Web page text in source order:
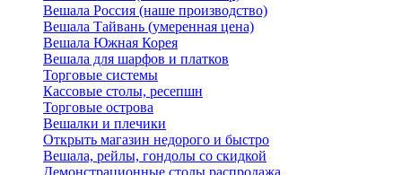
Вешала Россия (наше производство)
Вешала Тайвань (умеренная цена)
Вешала Южная Корея
Вешала для шарфов и платков
Торговые системы
Кассовые столы, ресепшн
Торговые острова
Вешалки и плечики
Открыть магазин недорого и быстро
Вешала, рейлы, гондолы со скидкой
Демонстрационные столы распродажа